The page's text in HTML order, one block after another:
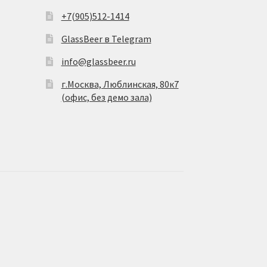
+7(905)512-1414
GlassBeer в Telegram
info@glassbeer.ru
г.Москва, Люблинская, 80к7
(офис, без демо зала)